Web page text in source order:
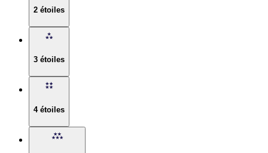
2 étoiles
3 étoiles
4 étoiles